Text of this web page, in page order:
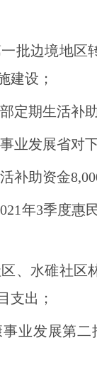
批边境地区
建设；
定期生活补
业发展省对
补助资金
年3季度惠
、水碓社区
支出；
事业发展第